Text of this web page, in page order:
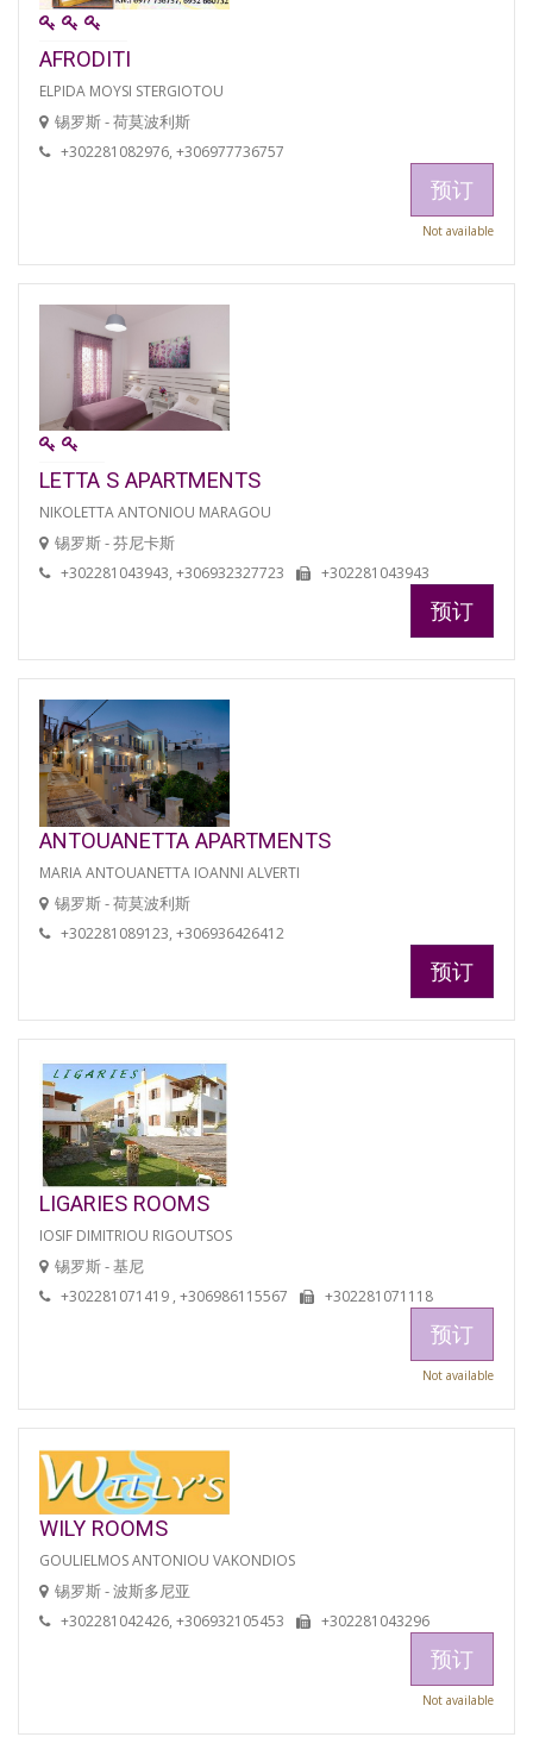
AFRODITI
ELPIDA MOYSI STERGIOTOU
锡罗斯 - 荷莫波利斯
+302281082976, +306977736757
预订
Not available
LETTA S APARTMENTS
NIKOLETTA ANTONIOU MARAGOU
锡罗斯 - 芬尼卡斯
+302281043943, +306932327723 +302281043943
预订
ANTOUANETTA APARTMENTS
MARIA ANTOUANETTA IOANNI ALVERTI
锡罗斯 - 荷莫波利斯
+302281089123, +306936426412
预订
LIGARIES ROOMS
IOSIF DIMITRIOU RIGOUTSOS
锡罗斯 - 基尼
+302281071419 , +306986115567 +302281071118
预订
Not available
WILY ROOMS
GOULIELMOS ANTONIOU VAKONDIOS
锡罗斯 - 波斯多尼亚
+302281042426, +306932105453 +302281043296
预订
Not available